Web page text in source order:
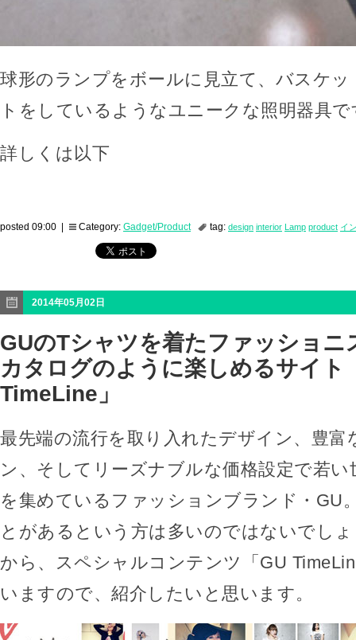
球形のランプをボールに見立て、バスケ
トをしているようなユニークな照明器具で
詳しくは以下
posted 09:00 | Category: Gadget/Product tag: design interior Lamp product イ
2014年05月02日
GUのTシャツを着たファッショニ
カタログのように楽しめるサイト
TimeLine」
最先端の流行を取り入れたデザイン、豊富
ン、そしてリーズナブルな価格設定で若い
を集めているファッションブランド・GU
とがあるという方は多いのではないでし
から、スペシャルコンテンツ「GU
いますので、紹介したいと思います。